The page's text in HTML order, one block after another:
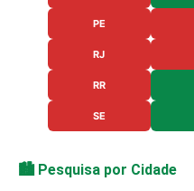
PE
RJ
RR
SE
🏙️ Pesquisa por Cidade